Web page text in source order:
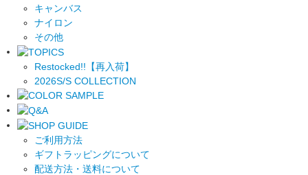
キャンバス
ナイロン
その他
Restocked!!【再入荷】
2026S/S COLLECTION
ご利用方法
ギフトラッピングについて
配送方法・送料について